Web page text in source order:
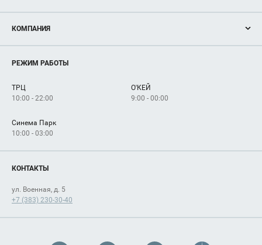
Новости
Магазины
Услуги
КОМПАНИЯ
Рекламодателям
Как добраться
РЕЖИМ РАБОТЫ
ТРЦ
10:00 - 22:00
О'КЕЙ
9:00 - 00:00
Синема Парк
10:00 - 03:00
КОНТАКТЫ
ул. Военная, д. 5
+7 (383) 230-30-40